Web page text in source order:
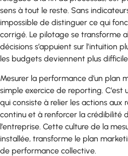
sens à tout le reste. Sans
impossible de distinguer ce qui
corrigé. Le pilotage se transforme
décisions s’appuient sur l’intuition
les budgets deviennent plus
Mesurer la performance d’un plan
simple exercice de reporting.
qui consiste à relier les actions aux
continu et à renforcer la crédibilité
l’entreprise. Cette culture de la
installée, transforme le plan
de performance collective.